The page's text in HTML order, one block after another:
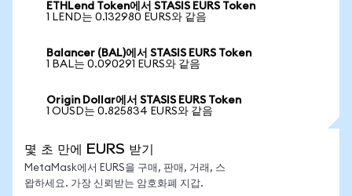
ETHLend Token에서 STASIS EURS Token
1 LEND는 0.132980 EURS와 같음
Balancer (BAL)에서 STASIS EURS Token
1 BAL는 0.090291 EURS와 같음
Origin Dollar에서 STASIS EURS Token
1 OUSD는 0.825834 EURS와 같음
몇 초 만에 EURS 받기
MetaMask에서 EURS을 구매, 판매, 거래, 스
왑하세요. 가장 신뢰받는 암호화폐 지갑.